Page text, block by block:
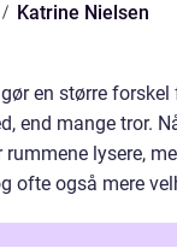
Katrine Nielsen
en større forskel
end mange tror.
rummene lysere,
ofte også mere